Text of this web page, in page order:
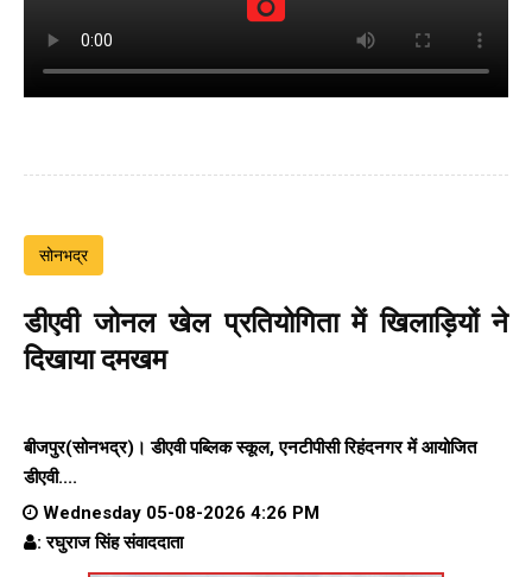
सोनभद्र
डीएवी जोनल खेल प्रतियोगिता में खिलाड़ियों ने
दिखाया दमखम
बीजपुर(सोनभद्र)। डीएवी पब्लिक स्कूल, एनटीपीसी रिहंदनगर में आयोजित
डीएवी....
Wednesday 05-08-2026 4:26 PM
: रघुराज सिंह संवाददाता